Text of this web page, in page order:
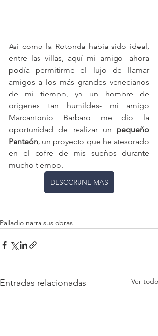
Así como la Rotonda había sido ideal,
entre las villas, aquí mi amigo -ahora
podía permitirme el lujo de llamar
amigos a los más grandes venecianos
de mi tiempo, yo un hombre de
orígenes tan humildes- mi amigo
Marcantonio Barbaro me dio la
oportunidad de realizar un pequeño
Panteón, un proyecto que he atesorado
en el cofre de mis sueños durante
mucho tiempo.
DESCCRUNE MAS
Palladio narra sus obras
Entradas relacionadas Ver todo